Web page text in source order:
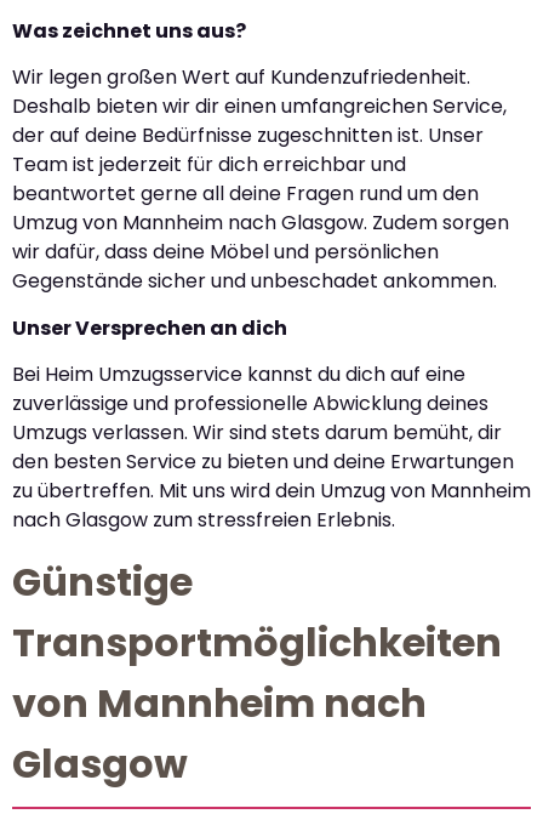
Was zeichnet uns aus?
Wir legen großen Wert auf Kundenzufriedenheit.
Deshalb bieten wir dir einen umfangreichen Service,
der auf deine Bedürfnisse zugeschnitten ist. Unser
Team ist jederzeit für dich erreichbar und
beantwortet gerne all deine Fragen rund um den
Umzug von Mannheim nach Glasgow. Zudem sorgen
wir dafür, dass deine Möbel und persönlichen
Gegenstände sicher und unbeschadet ankommen.
Unser Versprechen an dich
Bei Heim Umzugsservice kannst du dich auf eine
zuverlässige und professionelle Abwicklung deines
Umzugs verlassen. Wir sind stets darum bemüht, dir
den besten Service zu bieten und deine Erwartungen
zu übertreffen. Mit uns wird dein Umzug von Mannheim
nach Glasgow zum stressfreien Erlebnis.
Günstige
Transportmöglichkeiten
von Mannheim nach
Glasgow